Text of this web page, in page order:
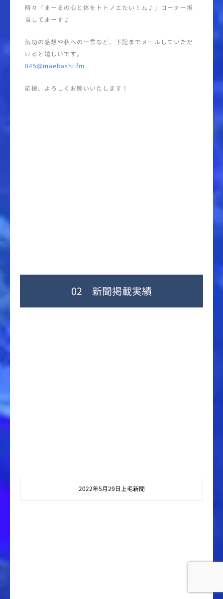
時々「まーるの心と体をトトノエたい！ム♪」コーナー担
当してまーす♪
気功の感想や私への一言など、下記までメールしていただ
けると嬉しいです。
845@maebashi.fm
応援、よろしくお願いいたします！
02 新聞掲載実績
2022年5月29日上毛新聞